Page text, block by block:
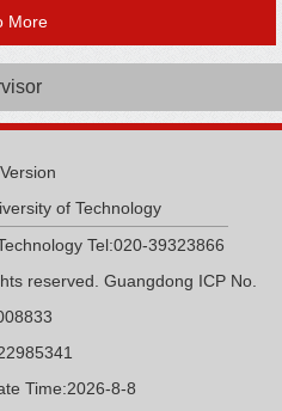
More
of Technology
Tel:020-39323866
reserved. Guangdong ICP No.
Time:2026-8-8